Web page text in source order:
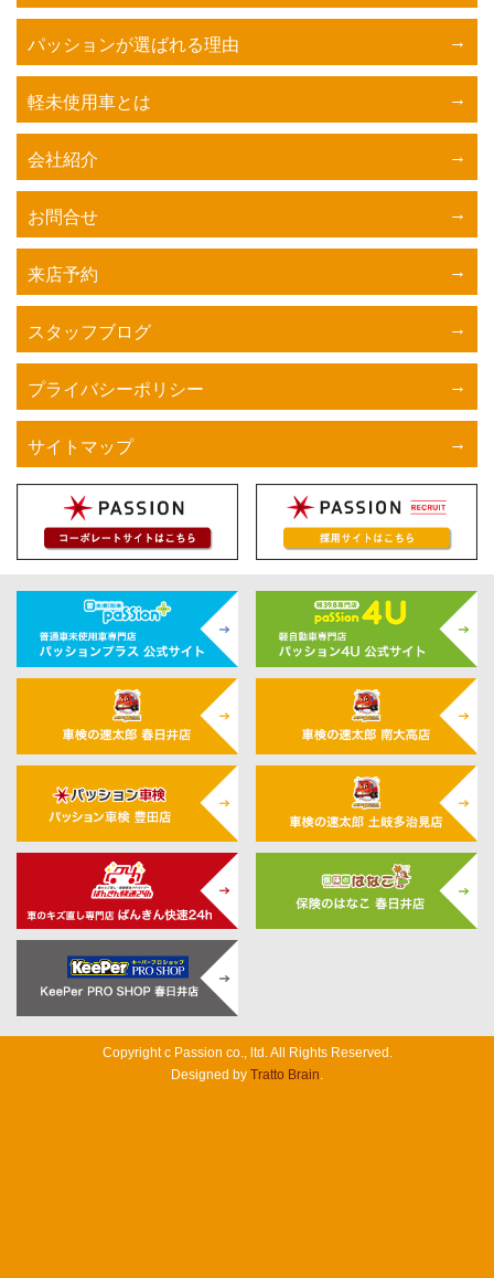
パッションが選ばれる理由
軽未使用車とは
会社紹介
お問合せ
来店予約
スタッフブログ
プライバシーポリシー
サイトマップ
Copyright c Passion co., ltd. All Rights Reserved.
Designed by Tratto Brain.